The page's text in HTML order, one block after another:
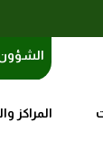
الشؤون
المراكز